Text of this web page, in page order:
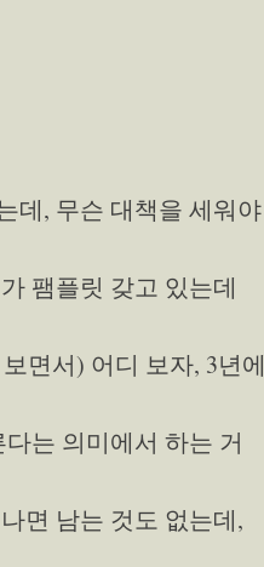
데, 무슨 대책을 세워야
팸플릿 갖고 있는데
면서) 어디 보자, 3년에
는 의미에서 하는 거
면 남는 것도 없는데,